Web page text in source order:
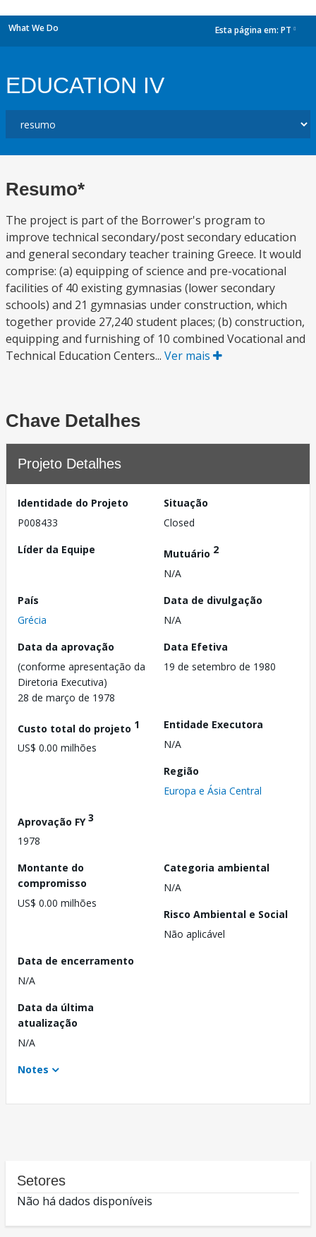
What We Do Esta página em: PT
EDUCATION IV
Resumo*
The project is part of the Borrower's program to
improve technical secondary/post secondary education
and general secondary teacher training Greece. It would
comprise: (a) equipping of science and pre-vocational
facilities of 40 existing gymnasias (lower secondary
schools) and 21 gymnasias under construction, which
together provide 27,240 student places; (b) construction,
equipping and furnishing of 10 combined Vocational and
Technical Education Centers... Ver mais
Chave Detalhes
Projeto Detalhes
Identidade do Projeto
P008433
Situação
Closed
Líder da Equipe
Mutuário 2
N/A
País
Grécia
Data de divulgação
N/A
Data da aprovação
(conforme apresentação da
Diretoria Executiva)
28 de março de 1978
Data Efetiva
19 de setembro de 1980
Custo total do projeto 1
US$ 0.00 milhões
Entidade Executora
N/A
Região
Europa e Ásia Central
Aprovação FY3
1978
Montante do
compromisso
US$ 0.00 milhões
Categoria ambiental
N/A
Risco Ambiental e Social
Não aplicável
Data de encerramento
N/A
Data da última
atualização
N/A
Notes
Setores
Não há dados disponíveis